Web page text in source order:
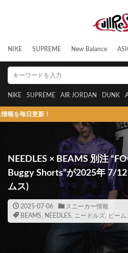
NIKE SUPREME New Balance
NIKE SUPREME AIR JORDAN DUNK
NEEDLES × BEAMS 別注
Buggy Shorts”が2025年 7/
ムス)
2025-07-06
スニーカー情報
BEAMS, NEEDLES, ニードルズ, ビーム